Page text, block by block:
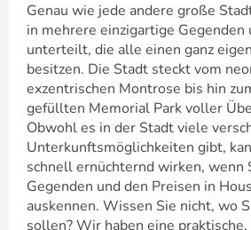
Genau wie jede andere große
in mehrere einzigartige
unterteilt, die alle einen ganz
besitzen. Die Stadt steckt vom
exzentrischen Montrose bis hin
gefüllten Memorial Park voller
Obwohl es in der Stadt viele
Unterkunftsmöglichkeiten gibt,
schnell ernüchternd wirken, wenn
Gegenden und den Preisen in
auskennen. Wissen Sie nicht, wo
sollen? Wir haben eine